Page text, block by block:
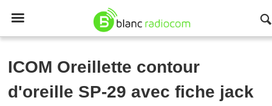

ICOM Oreillette contour
d'oreille SP-29 avec fiche jack